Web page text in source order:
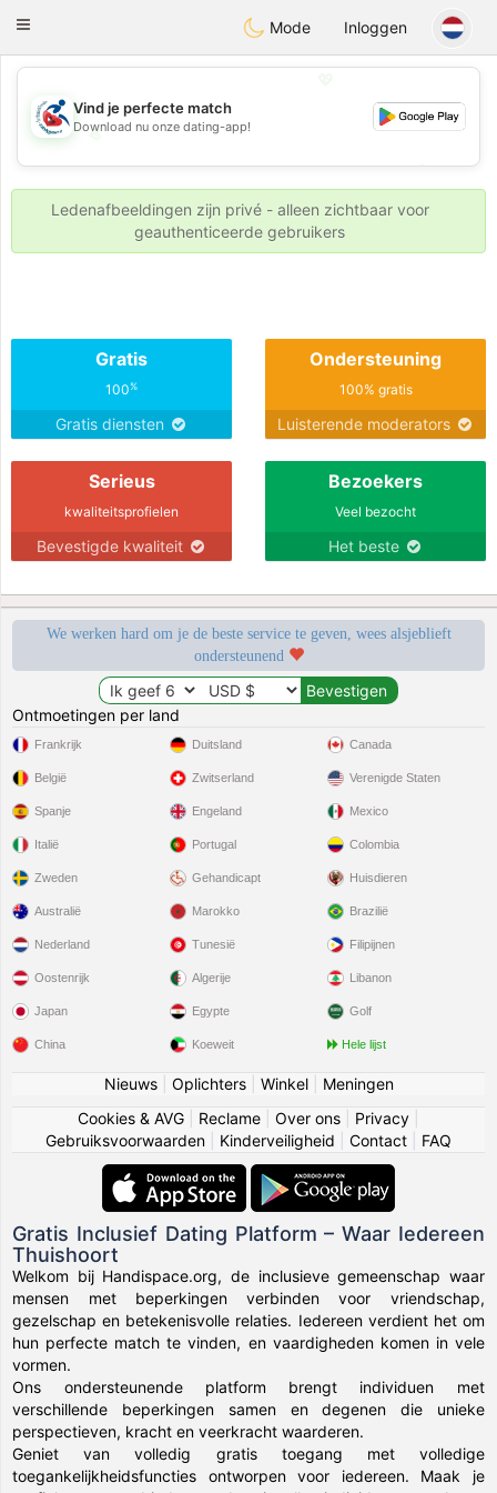
Handi Space
Toggle
Mode Inloggen
💖
💕
💕
Vind je perfecte match
Download nu onze dating-app!
Ledenafbeeldingen zijn privé - alleen zichtbaar voor
geauthenticeerde gebruikers
Gratis
100%
Gratis diensten
Ondersteuning
100% gratis
Luisterende moderators
Serieus
kwaliteitsprofielen
Bevestigde kwaliteit
Bezoekers
Veel bezocht
Het beste
We werken hard om je de beste service te geven, wees alsjeblieft
ondersteunend
Ontmoetingen per land
Frankrijk
België
Spanje
Italië
Zweden
Duitsland
Zwitserland
Engeland
Portugal
Gehandicapt
Canada
Verenigde Staten
Mexico
Colombia
Huisdieren
Australië
Nederland
Oostenrijk
Japan
China
Marokko
Tunesië
Algerije
Egypte
Koeweit
Brazilië
Filipijnen
Libanon
Golf
Hele lijst
Nieuws| Oplichters| Winkel| Meningen
Cookies & AVG
Reclame Over ons Privacy
Gebruiksvoorwaarden
Kinderveiligheid Contact FAQ
Gratis Inclusief Dating Platform – Waar Iedereen
Thuishoort
Welkom bij Handispace.org, de inclusieve gemeenschap waar
mensen met beperkingen verbinden voor vriendschap,
gezelschap en betekenisvolle relaties. Iedereen verdient het om
hun perfecte match te vinden, en vaardigheden komen in vele
vormen.
Ons ondersteunende platform brengt individuen met
verschillende beperkingen samen en degenen die unieke
perspectieven, kracht en veerkracht waarderen.
Geniet van volledig gratis toegang met volledige
toegankelijkheidsfuncties ontworpen voor iedereen. Maak je